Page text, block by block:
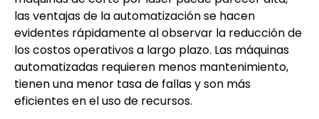
las ventajas de la automatización se hacen
evidentes rápidamente al observar la reducción de
los costos operativos a largo plazo. Las máquinas
automatizadas requieren menos mantenimiento,
tienen una menor tasa de fallas y son más
eficientes en el uso de recursos.